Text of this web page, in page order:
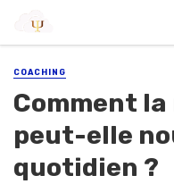
COACHING
Comment
peut-elle
quotidien ?